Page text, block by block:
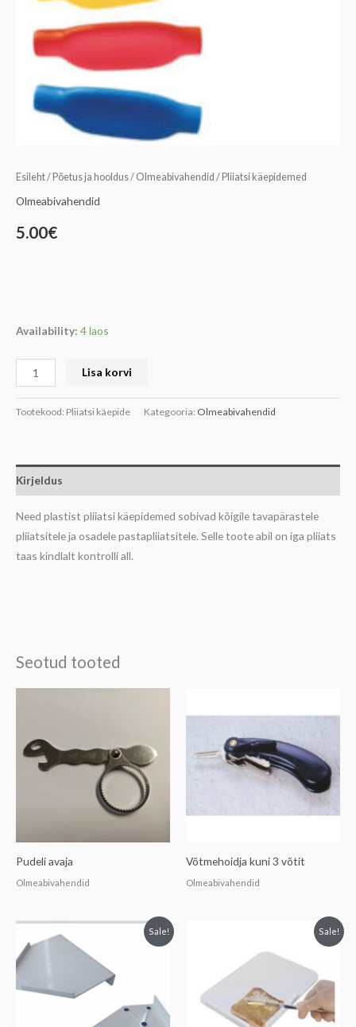
Esileht/ Põetus ja hooldus/ Olmeabivahendid / Pliiatsi käepidemed
Olmeabivahendid
5.00€
Availability: 4 laos
Lisa korvi
Tootekood: Pliiatsi käepide Kategooria: Olmeabivahendid
Kirjeldus
Need plastist pliiatsi käepidemed sobivad kõigile tavapärastele
pliiatsitele ja osadele pastapliiatsitele. Selle toote abil on iga pliiats
taas kindlalt kontrolli all.
Seotud tooted
Pudeli avaja
Olmeabivahendid
Võtmehoidja kuni 3 võtit
Olmeabivahendid
Sale! Sale!